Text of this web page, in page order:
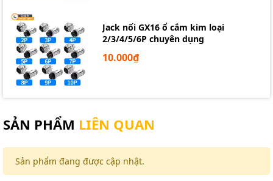
Jack nối GX16 ổ cắm kim loại
2/3/4/5/6P chuyên dụng
10.000₫
SẢN PHẨM LIÊN QUAN
Sản phẩm đang được cập nhật.